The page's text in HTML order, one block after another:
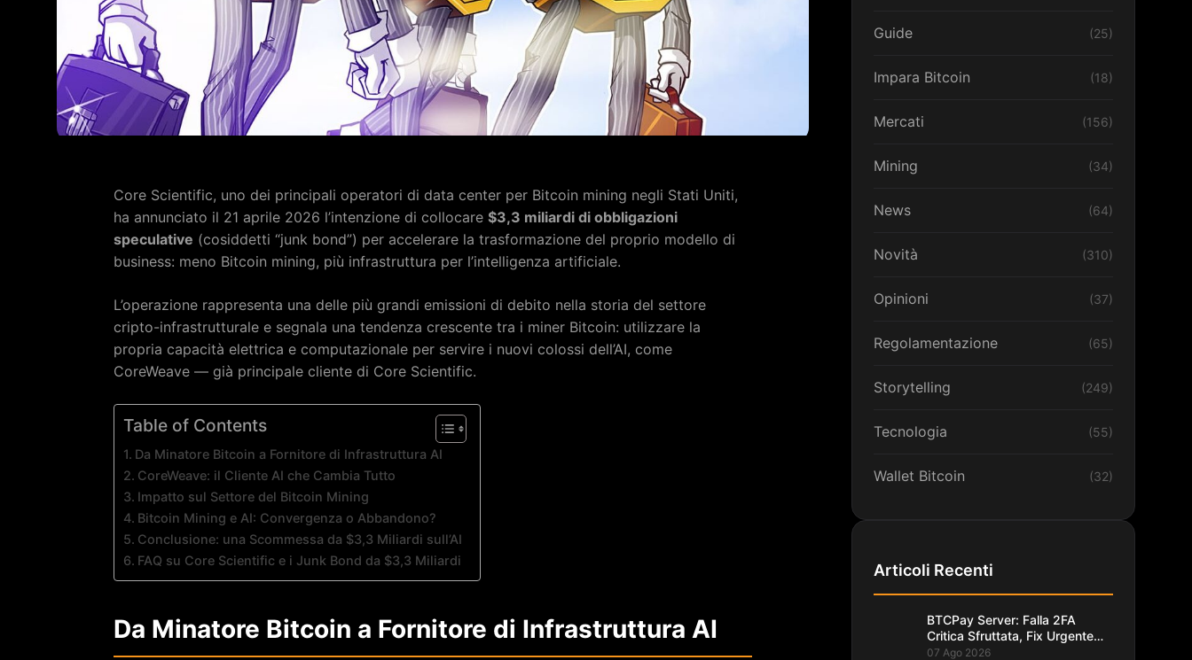
Core Scientific, uno dei principali operatori di data center per Bitcoin mining negli Stati Uniti,
ha annunciato il 21 aprile 2026 l’intenzione di collocare $3,3 miliardi di obbligazioni
speculative (cosiddetti “junk bond”) per accelerare la trasformazione del proprio modello di
business: meno Bitcoin mining, più infrastruttura per l’intelligenza artificiale.
L’operazione rappresenta una delle più grandi emissioni di debito nella storia del settore
cripto-infrastrutturale e segnala una tendenza crescente tra i miner Bitcoin: utilizzare la
propria capacità elettrica e computazionale per servire i nuovi colossi dell’AI, come
CoreWeave — già principale cliente di Core Scientific.
Table of Contents
Da Minatore Bitcoin a Fornitore di Infrastruttura AI
CoreWeave: il Cliente AI che Cambia Tutto
Impatto sul Settore del Bitcoin Mining
Bitcoin Mining e AI: Convergenza o Abbandono?
Conclusione: una Scommessa da $3,3 Miliardi sull’AI
FAQ su Core Scientific e i Junk Bond da $3,3 Miliardi
Da Minatore Bitcoin a Fornitore di Infrastruttura AI
Guide (25)
Impara Bitcoin (18)
Mercati (156)
Mining (34)
News (64)
Novità (310)
Opinioni (37)
Regolamentazione (65)
Storytelling (249)
Tecnologia (55)
Wallet Bitcoin (32)
Articoli Recenti
BTCPay Server: Falla 2FA
Critica Sfruttata, Fix Urgente
alla 2.4.2
07 Ago 2026